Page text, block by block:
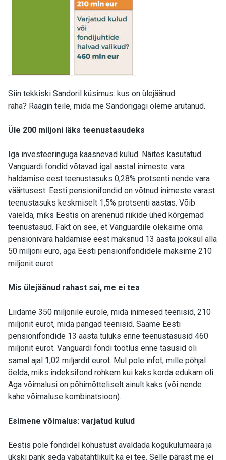
Siin tekkiski Sandoril küsimus: kus on ülejäänud
raha? Räägin teile, mida me Sandorigagi oleme arutanud.
Üle 200 miljoni läks teenustasudeks
Iga investeeringuga kaasnevad kulud. Näites kasutatud
Vanguardi fondid võtavad igal aastal inimeste vara
haldamise eest teenustasuks 0,28% protsenti nende vara
väärtusest. Eesti pensionifondid on võtnud inimeste varast
teenustasuks keskmiselt 1,5% protsenti aastas. Võib
vaielda, miks Eestis on arenenud riikide ühed kõrgemad
teenustasud. Fakt on see, et Vanguardile oleksime oma
pensionivara haldamise eest maksnud 13 aasta jooksul alla
50 miljoni euro, aga Eesti pensionifondidele maksime 210
miljonit eurot.
Mis ülejäänud rahast sai, me ei tea
Liidame 350 miljonile eurole, mida inimesed teenisid, 210
miljonit eurot, mida pangad teenisid. Saame Eesti
pensionifondide 13 aasta tuluks enne teenustasusid 460
miljonit eurot. Vanguardi fondi tootlus enne tasusid oli
samal ajal 1,02 miljardit eurot. Mul pole infot, mille põhjal
öelda, miks indeksifond rohkem kui kaks korda edukam oli.
Aga võimalusi on põhimõtteliselt ainult kaks (või nende
kahe võimaluse kombinatsioon).
Esimene võimalus: varjatud kulud
Eestis pole fondidel kohustust avaldada kogukulumäära ja
ükski pank seda vabatahtlikult ka ei tee. Selle pärast me ei